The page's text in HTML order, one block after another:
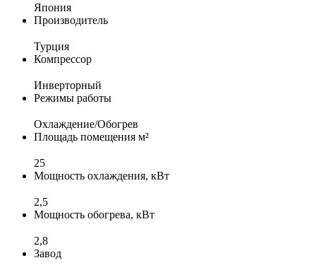
Япония
Производитель
Турция
Компрессор
Инверторный
Режимы работы
Охлаждение/Обогрев
Площадь помещения м²
25
Мощность охлаждения, кВт
2,5
Мощность обогрева, кВт
2,8
Завод